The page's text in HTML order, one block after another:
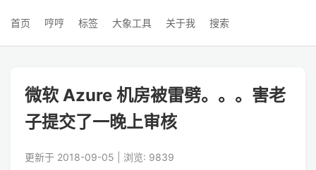
首页 哼哼 标签 大象工具 关于我 搜索
微软 Azure 机房被雷劈。。。害老
子提交了一晚上审核
更新于 2018-09-05 | 浏览: 9839